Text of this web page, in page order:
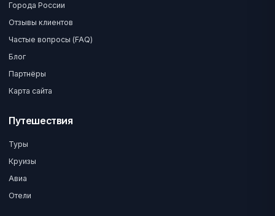
Города России
Отзывы клиентов
Частые вопросы (FAQ)
Блог
Партнёры
Карта сайта
Путешествия
Туры
Круизы
Авиа
Отели